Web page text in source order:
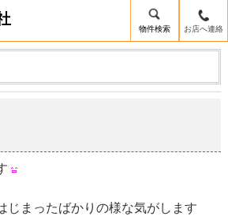
物件検索 お店へ連絡
じまったばかりの様な気がします